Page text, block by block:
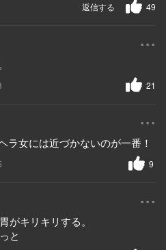
49
返信する
...
21
...
ラ女には近づかないのが一番！
9
...
がキリキリする。
と